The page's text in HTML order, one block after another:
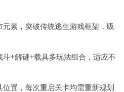
素，突破传统逃生游戏框架，吸
+解谜+载具多玩法组合，适应不
置，每次重启关卡均需重新规划